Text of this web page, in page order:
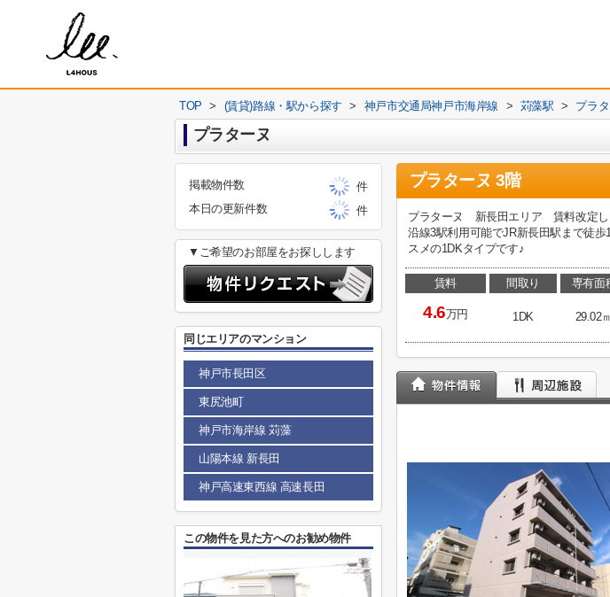
TOP > (賃貸)路線・駅から探す > 神戸市交通局神戸市海岸線 > 苅藻駅 > プラ
プラターヌ
プラターヌ 3階
プラターヌ 新長田エリア 賃料改定し
沿線3駅利用可能でJR新長田駅まで徒
スメの1DKタイプです♪
賃料
4.6万円
間取り
1DK
専有面
29.02
掲載物件数
件
本日の更新件数
件
▼ご希望のお部屋をお探しします
同じエリアのマンション
神戸市長田区
東尻池町
神戸市海岸線 苅藻
山陽本線 新長田
神戸高速東西線 高速長田
この物件を見た方へのお勧め物件